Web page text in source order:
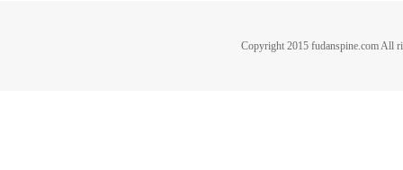
Copyright 2015 fudanspine.com